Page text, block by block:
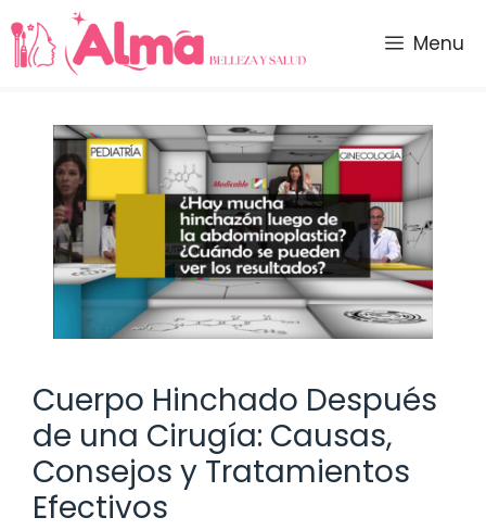
Saltar
al
contenido
Menu
Cuerpo Hinchado Después
de una Cirugía: Causas,
Consejos y Tratamientos
Efectivos